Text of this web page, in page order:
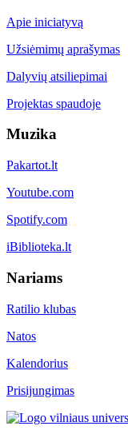
Apie iniciatyvą
Užsiėmimų aprašymas
Dalyvių atsiliepimai
Projektas spaudoje
Muzika
Pakartot.lt
Youtube.com
Spotify.com
iBiblioteka.lt
Nariams
Ratilio klubas
Natos
Kalendorius
Prisijungimas